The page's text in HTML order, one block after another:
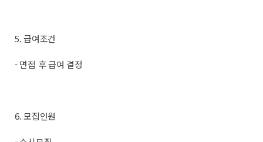
5. 급여조건
- 면접 후 급여 결정
6. 모집인원